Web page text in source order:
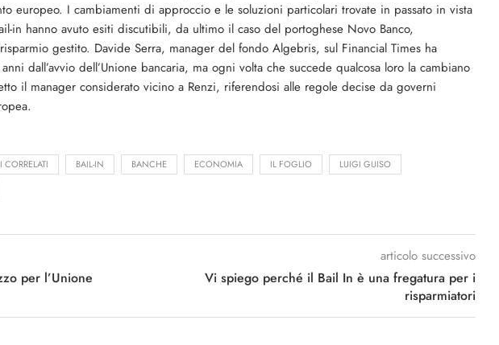
europeo. I cambiamenti di approccio e le soluzioni particolari trovate in passato in vista
in hanno avuto esiti discutibili, da ultimo il caso del portoghese Novo Banco,
gestito. Davide Serra, manager del fondo Algebris, sul Financial Times ha
dall’avvio dell’Unione bancaria, ma ogni volta che succede qualcosa loro la cambiano
il manager considerato vicino a Renzi, riferendosi alle regole decise da governi
CORRELATI BAIL-IN BANCHE ECONOMIA IL FOGLIO LUIGI GUISO
per l’Unione
articolo successivo
Vi spiego perché il Bail In è una fregatura per i
risparmiatori